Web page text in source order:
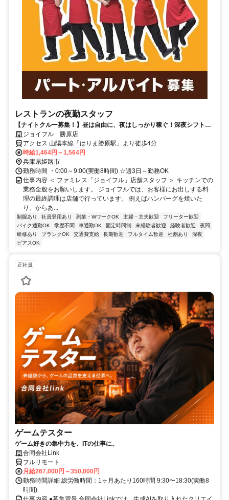
レストランの夜勤スタッフ
【ナイトクルー募集！】昼は自由に、夜はしっかり稼ぐ！深夜シフトで
安定収入をゲット♪履歴書不要です◎
ジョイフル 勝原店
アクセス 山陽本線「はりま勝原駅」より徒歩4分
時給1,464円～1,564円
兵庫県姫路市
勤務時間 ・0:00～9:00(実働8時間) ☆週3日～勤務OK
仕事内容 ＜ ファミレス「ジョイフル」店舗スタッフ ＞ キッチンでの
業務全般をお願いします。 ジョイフルでは、お客様にお出しする料
理の最終調理は店舗で行っています。 例えばハンバーグを焼いた
り、からあ...
制服あり 社員登用あり 副業・WワークOK 主婦・主夫歓迎
フリーター歓迎
バイク通勤OK
学歴不問 車通勤OK 固定時間制 未経験者歓迎 経験者歓迎
夜間
研修あり
ブランクOK 交通費支給 長期歓迎 フルタイム歓迎 社割あり
深夜
ピアスOK
正社員
ゲームテスター
ゲーム好きの集中力を、ITの仕事に。
合同会社Link
フルリモート
月給267,000円～350,000円
勤務時間詳細 総労働時間：1ヶ月あたり160時間 9:30〜18:30(実働8
時間)